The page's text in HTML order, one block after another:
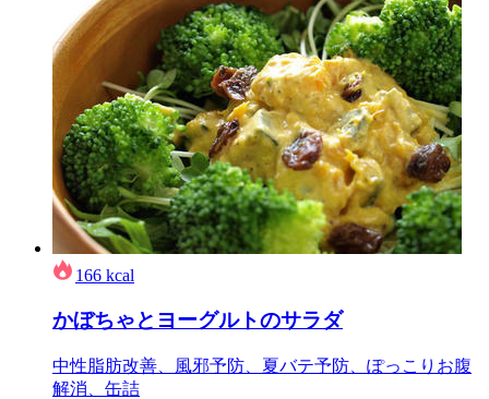
166 kcal
かぼちゃとヨーグルトのサラダ
中性脂肪改善、風邪予防、夏バテ予防、ぽっこりお腹
解消、缶詰